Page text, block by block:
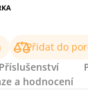
Přidat do
Příslušenství
a hodnocení